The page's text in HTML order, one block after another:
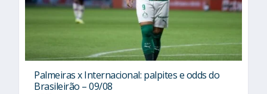
Palmeiras x Internacional: palpites e odds do
Brasileirão – 09/08